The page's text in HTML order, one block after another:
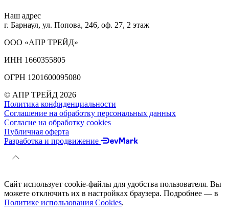
Наш адрес
г. Барнаул, ул. Попова, 246, оф. 27, 2 этаж
ООО «АПР ТРЕЙД»
ИНН 1660355805
ОГРН 1201600095080
© АПР ТРЕЙД 2026
Политика конфиденциальности
Соглашение на обработку персональных данных
Согласие на обработку cookies
Публичная оферта
Разработка и продвижение
Сайт использует cookie-файлы для удобства пользователя. Вы
можете отключить их в настройках браузера. Подробнее — в
Политике использования Cookies.